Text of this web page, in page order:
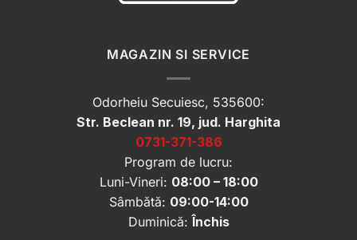
MAGAZIN SI SERVICE
Odorheiu Secuiesc, 535600:
Str. Beclean nr. 19, jud. Harghita
0731-371-386
Program de lucru:
Luni-Vineri: 08:00 – 18:00
Sâmbătă: 09:00-14:00
Duminică:Închis